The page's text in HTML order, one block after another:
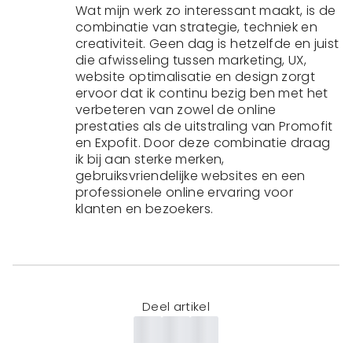
Wat mijn werk zo interessant maakt, is de
combinatie van strategie, techniek en
creativiteit. Geen dag is hetzelfde en juist
die afwisseling tussen marketing, UX,
website optimalisatie en design zorgt
ervoor dat ik continu bezig ben met het
verbeteren van zowel de online
prestaties als de uitstraling van Promofit
en Expofit. Door deze combinatie draag
ik bij aan sterke merken,
gebruiksvriendelijke websites en een
professionele online ervaring voor
klanten en bezoekers.
Deel artikel